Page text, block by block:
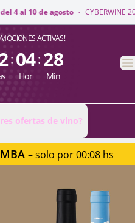
2026 · del 4 al 10 de agosto ·
ACTIVAS!
: 04
Hor
: 28
Min
ofertas de vino?
– solo por 00:08 hs